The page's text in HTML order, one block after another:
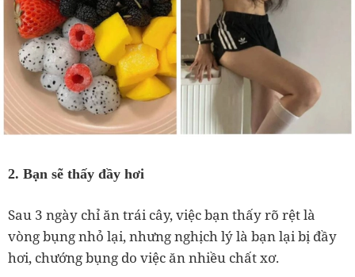
2. Bạn sẽ thấy đầy hơi
Sau 3 ngày chỉ ăn trái cây, việc bạn thấy rõ rệt là
vòng bụng nhỏ lại, nhưng nghịch lý là bạn lại bị đầy
hơi, chướng bụng do việc ăn nhiều chất xơ.